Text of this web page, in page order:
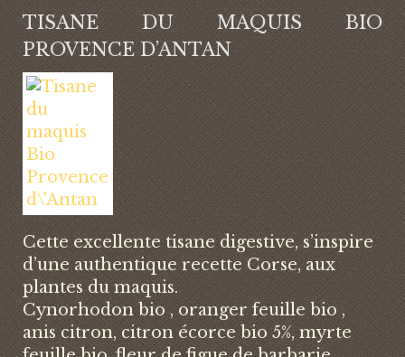
TISANE DU MAQUIS BIO
PROVENCE D’ANTAN
Cette excellente tisane digestive, s’inspire
d’une authentique recette Corse, aux
plantes du maquis.
Cynorhodon bio , oranger feuille bio ,
anis citron, citron écorce bio 5%, myrte